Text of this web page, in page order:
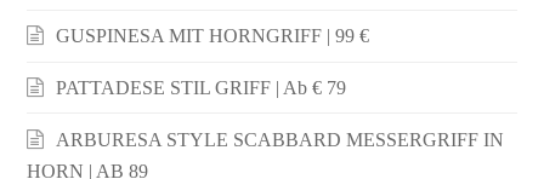
GUSPINESA MIT HORNGRIFF | 99 €
PATTADESE STIL GRIFF | Ab € 79
ARBURESA STYLE SCABBARD MESSERGRIFF IN
HORN | AB 89